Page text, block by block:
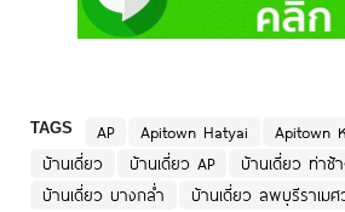
TAGS AP Apitown Hatyai Apitown
บ้านเดี่ยว
บ้านเดี่ยว AP
บ้านเดี่ยว ท่าช้
บ้านเดี่ยว บางกล่ำ
บ้านเดี่ยว ลพบุรีราเมศ